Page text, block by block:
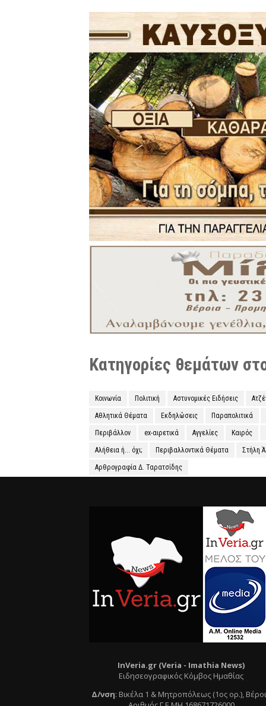
Κατηγορίες θεμάτων
Κοινωνία Πολιτική Αστυνομικές Ειδήσεις
Αθλητικά Θέματα Εκδηλώσεις Παραπολιτικά
Περιβάλλον ex-αιρετικά Αγγελίες Καιρός
Αλήθεια ή... όχι; Περιβαλλοντικά Θέματα Στήλη
Αρθρογραφία Δ. Ταρατσίδης
InVeria.gr (Veria - Ιmathia News)
Ειδησεογραφικός Κόμβος Ημαθίας
Δ/νση: Βικέλα 1 & Μητροπόλεως (1ος ορ.),